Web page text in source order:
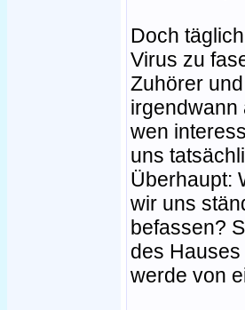
Doch
Virus zu
Zuhörer
irgendwann
wen
uns
Überhaupt:
wir uns
befassen?
des
werde von